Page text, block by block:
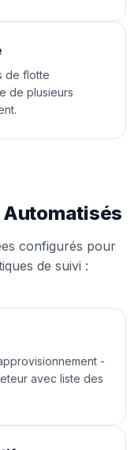
de flotte
de plusieurs
Automatisés
configurés pour
de suivi :
-
avec liste des